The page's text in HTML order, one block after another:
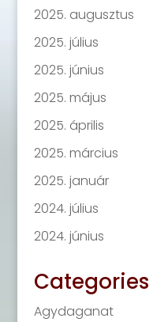
2025. augusztus
2025. július
2025. június
2025. május
2025. április
2025. március
2025. január
2024. július
2024. június
Categories
Agydaganat